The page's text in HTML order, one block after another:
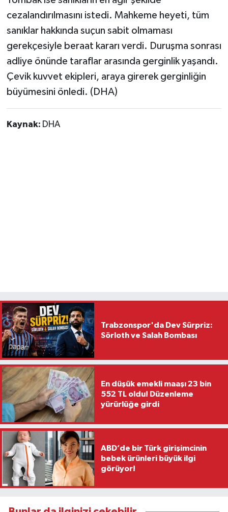
cezalandırılmasını istedi. Mahkeme heyeti, tüm
sanıklar hakkında suçun sabit olmaması
gerekçesiyle beraat kararı verdi. Duruşma sonrası
adliye önünde taraflar arasında gerginlik yaşandı.
Çevik kuvvet ekipleri, araya girerek gerginliğin
büyümesini önledi. (DHA)
Kaynak: DHA
Trabzonspor'da Dev Sürpriz:
Sörloth ve Salah Bombası
En düşük emekli maaşı 23 bin
552 TL oldu! Düzenleme
yürürlüğe girdi
ABD’de bir Türk girişimcinin
bebek ürünleri büyük ilgi
görüyor!